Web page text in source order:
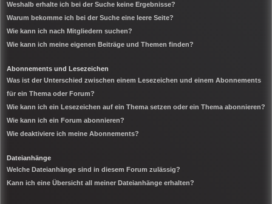
Weshalb erhalte ich bei der Suche keine Ergebnisse?
Warum bekomme ich bei der Suche eine leere Seite?
Wie kann ich nach Mitgliedern suchen?
Wie kann ich meine eigenen Beiträge und Themen finden?
Abonnements und Lesezeichen
Was ist der Unterschied zwischen einem Lesezeichen und einem Abonnements
für ein Thema oder Forum?
Wie kann ich ein Lesezeichen auf ein Thema setzen oder ein Thema abonnieren?
Wie kann ich ein Forum abonnieren?
Wie deaktiviere ich meine Abonnements?
Dateianhänge
Welche Dateianhänge sind in diesem Forum zulässig?
Kann ich eine Übersicht all meiner Dateianhänge erhalten?